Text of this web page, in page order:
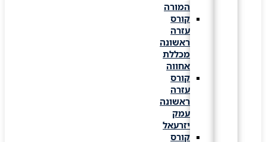
המורה
קורס
עזרה
ראשונה
מכללת
אחווה
קורס
עזרה
ראשונה
יזרעאל
קורס